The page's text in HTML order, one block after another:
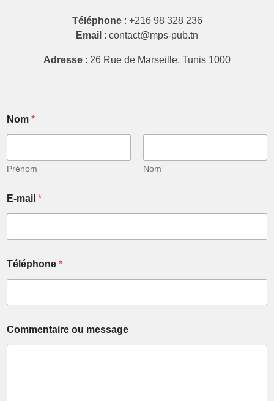
Téléphone: +216 98 328 236
Email : contact@mps-pub.tn
Adresse : 26 Rue de Marseille, Tunis 1000
Nom *
Prénom Nom
o
m
E-mail *
Téléphone *
Commentaire ou message